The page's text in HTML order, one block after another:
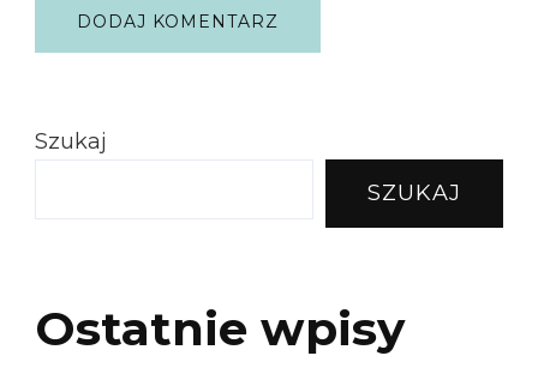
Szukaj
SZUKAJ
Ostatnie wpisy